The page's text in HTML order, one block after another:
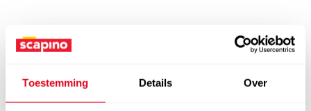
Toestemming Details Over